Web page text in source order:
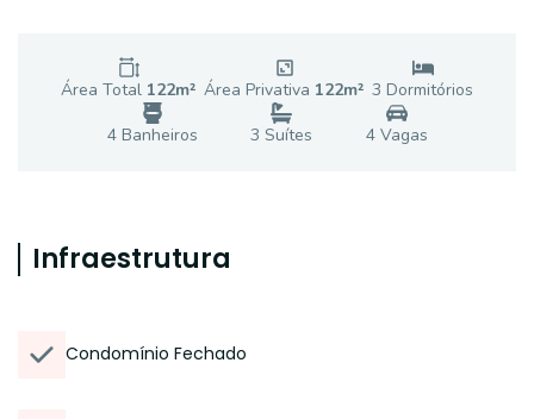
Área Total 122m² Área Privativa 122m² 3 Dormitórios
4Banheiros 3 Suítes 4Vagas
Infraestrutura
Condomínio Fechado